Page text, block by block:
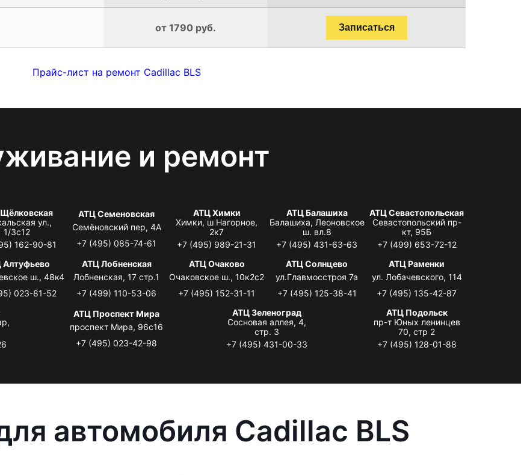
от 1790 руб. Записаться
Прайс-лист на ремонт Cadillac BLS
и ремонт
ул.,
1/3с12
162-90-81
АТЦ Семеновская
Семёновский пер, 4А
+7 (495) 085-74-61
АТЦ Химки
Химки, ш Нагорное,
2к7
+7 (495) 989-21-31
АТЦ Балашиха
Балашиха, Леоновское
ш. вл.8
+7 (495) 431-63-63
АТЦ Севастопольская
Севастопольский пр-
кт, 95Б
+7 (499) 653-72-12
Алтуфьево
ш., 48к4
023-81-52
АТЦ Лобненская
Лобненская, 17 стр.1
+7 (499) 110-53-06
АТЦ Очаково
Очаковское ш., 10к2с2
+7 (495) 152-31-11
АТЦ Солнцево
ул.Главмосстроя 7а
+7 (495) 125-38-41
АТЦ Раменки
ул. Лобачевского, 114
+7 (495) 135-42-87
АТЦ Проспект Мира
проспект Мира, 96с16
+7 (495) 023-42-98
АТЦ Зеленоград
Сосновая аллея, 4,
стр. 3
+7 (495) 431-00-33
АТЦ Подольск
пр-т Юных ленинцев
70, стр 2
+7 (495) 128-01-88
автомобиля Cadillac BLS